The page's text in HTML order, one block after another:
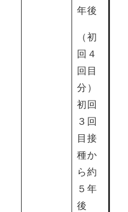
年後
（初
回４
回目
分）
初回
３回
目接
種か
ら約
５年
後